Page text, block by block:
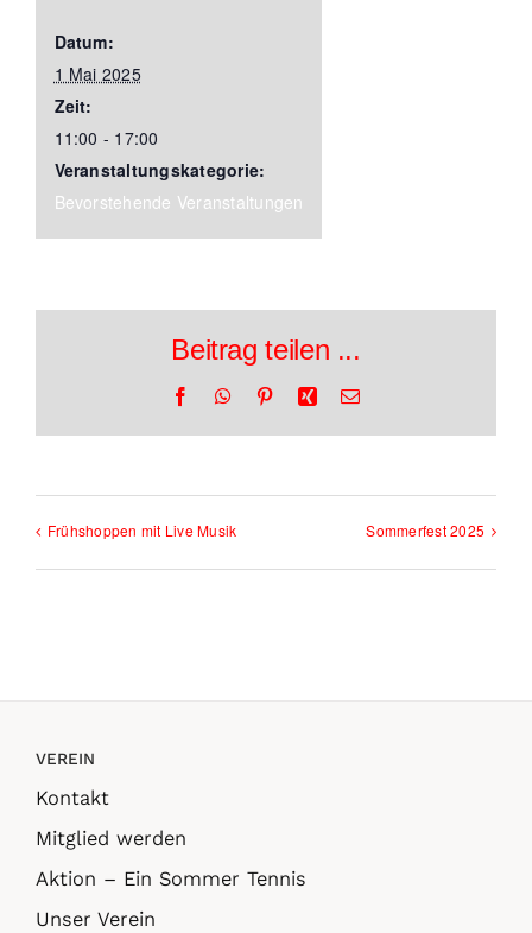
Datum:
1 Mai 2025
Zeit:
11:00 - 17:00
Veranstaltungskategorie:
Bevorstehende Veranstaltungen
Beitrag teilen ...
FacebookWhatsApp
PinterestXing E-
Frühshoppen mit Live Musik Sommerfest 2025
VEREIN
Kontakt
Mitglied werden
Aktion – Ein Sommer Tennis
Unser Verein